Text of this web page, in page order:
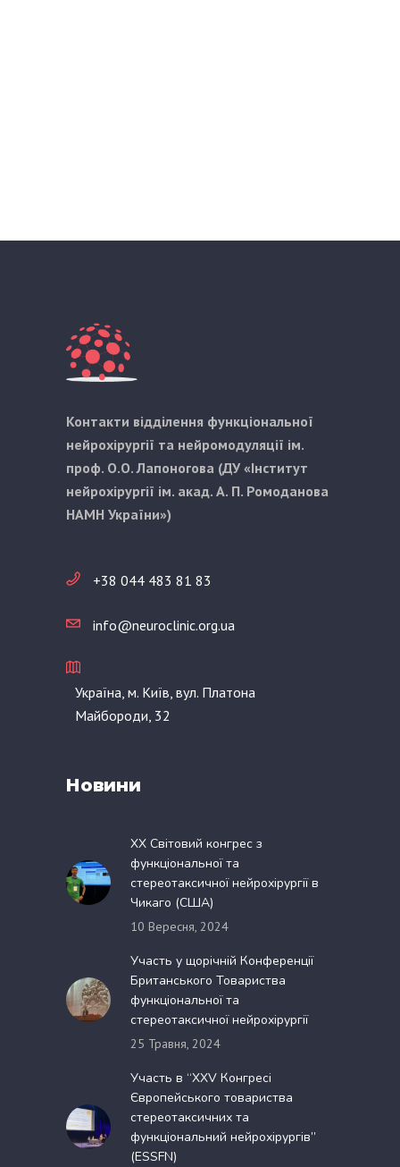
Контакти відділення функціональної
нейрохірургії та нейромодуляції ім.
проф. О.О. Лапоногова (ДУ «Інститут
нейрохірургії ім. акад. А. П. Ромоданова
НАМН України»)
+38 044 483 81 83
info@neuroclinic.org.ua
Україна, м. Київ, вул. Платона
Майбороди, 32
Новини
XX Світовий конгрес з
функціональної та
стереотаксичної нейрохірургії в
Чикаго (США)
10 Вересня, 2024
Участь у щорічній Конференції
Британського Товариства
функціональної та
стереотаксичної нейрохірургії
25 Травня, 2024
Участь в “XXV Конгресі
Європейського товариства
стереотаксичних та
функціональний нейрохірургів”
(ESSFN)